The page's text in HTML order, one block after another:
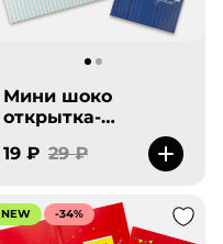
Мини шоко
открытка-
Лучшему папе на
земле.
19 ₽ 29 ₽
NEW -34%